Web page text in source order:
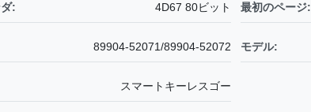
: 4D67 80ビット 最初のページ:
89904-52071/89904-52072 モデル:
スマートキーレスゴー